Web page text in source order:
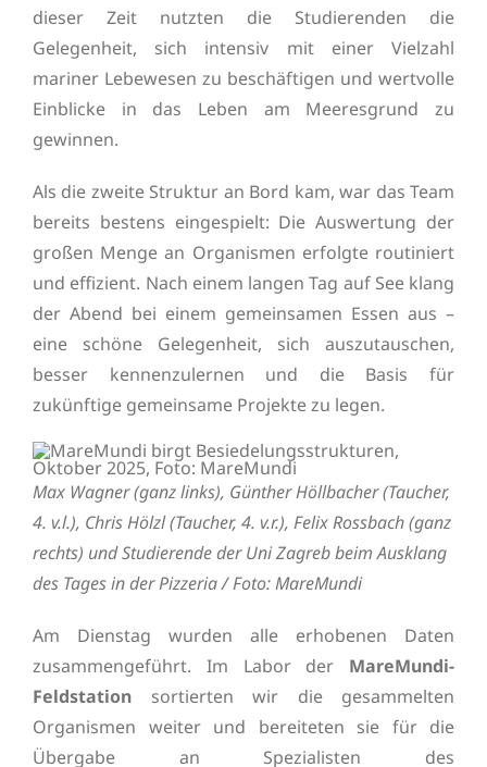
dieser Zeit nutzten die Studierenden die
Gelegenheit, sich intensiv mit einer Vielzahl
mariner Lebewesen zu beschäftigen und wertvolle
Einblicke in das Leben am Meeresgrund zu
gewinnen.
Als die zweite Struktur an Bord kam, war das Team
bereits bestens eingespielt: Die Auswertung der
großen Menge an Organismen erfolgte routiniert
und effizient. Nach einem langen Tag auf See klang
der Abend bei einem gemeinsamen Essen aus –
eine schöne Gelegenheit, sich auszutauschen,
besser kennenzulernen und die Basis für
zukünftige gemeinsame Projekte zu legen.
Max Wagner (ganz links), Günther Höllbacher (Taucher,
4. v.l.), Chris Hölzl (Taucher, 4. v.r.), Felix Rossbach (ganz
rechts) und Studierende der Uni Zagreb beim Ausklang
des Tages in der Pizzeria / Foto: MareMundi
Am Dienstag wurden alle erhobenen Daten
zusammengeführt. Im Labor der MareMundi-
Feldstation sortierten wir die gesammelten
Organismen weiter und bereiteten sie für die
Übergabe an Spezialisten des